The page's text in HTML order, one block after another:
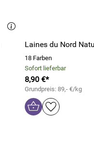
Laines du Nord
18 Farben
Sofort lieferbar
8,90 €*
Grundpreis: 89,- €/kg